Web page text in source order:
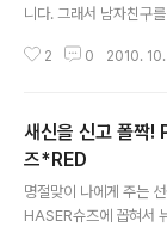
니다. 그래서 남자친구
본전은 뽑겠다 싶었습니
해주고도 남겠다 싶습니
사무실에 문을 열고 들
을스럽고 매우 좋습니
홀짝거리면 뱃속도 따
느낌이 팍팍팍 옵니다!
2 0 2010. 10.
새신을 신고 폴짝!
즈*RED
명절맞이 나에게 주는
HASER슈즈에 꼽혀서